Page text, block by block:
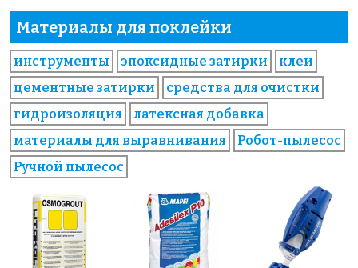
Материалы для поклейки
инструменты эпоксидные затирки
клеи
цементные затирки
средства для очистки
гидроизоляция
латексная добавка
материалы для выравнивания
Робот-пылесос
Ручной пылесос